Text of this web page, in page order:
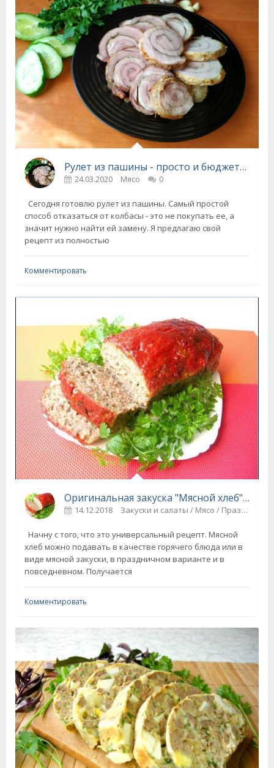
Рулет из пашины - просто и бюджетно
24.03.2020 Мясо 0
Сегодня готовлю рулет из пашины. Самый простой
способ отказаться от колбасы - это не покупать ее, а
значит нужно найти ей замену. Я предлагаю свой
рецепт из полностью
Комментировать
Оригинальная закуска "Мясной хлеб" с грибами
14.12.2018 Закуски и салаты / Мясо / Праздничные блюда
Начну с того, что это универсальный рецепт. Мясной
хлеб можно подавать в качестве горячего блюда или в
виде мясной закуски, в праздничном варианте и в
повседневном. Получается
Комментировать